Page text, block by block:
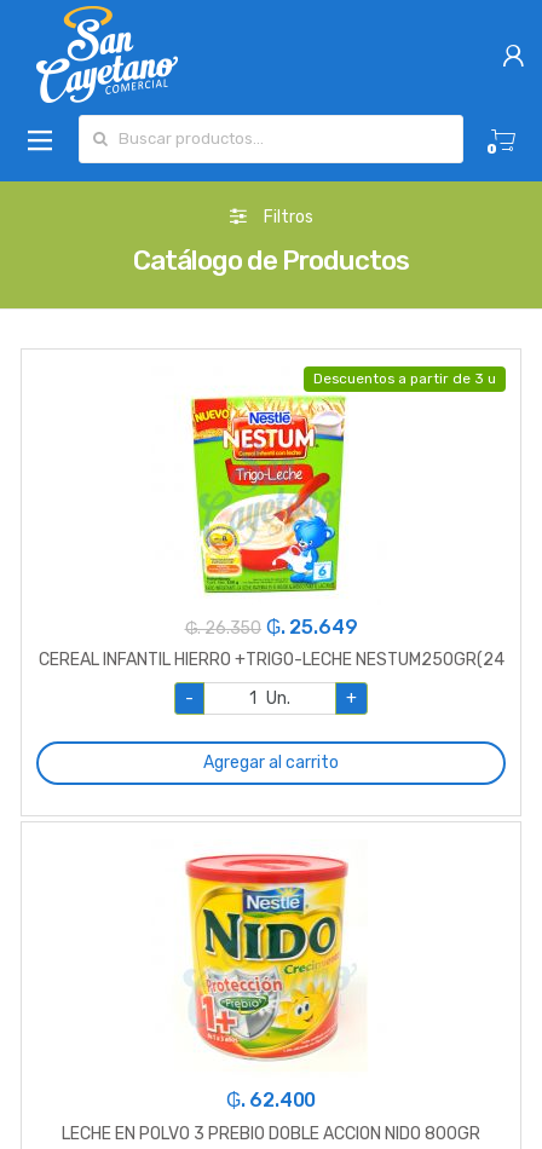
0
Filtros
Catálogo de Productos
Descuentos a partir de 3 u
₲. 26.350 ₲. 25.649
CEREAL INFANTIL HIERRO +TRIGO-LECHE NESTUM250GR(24
-
Un. +
Agregar al carrito
₲. 62.400
LECHE EN POLVO 3 PREBIO DOBLE ACCION NIDO 800GR